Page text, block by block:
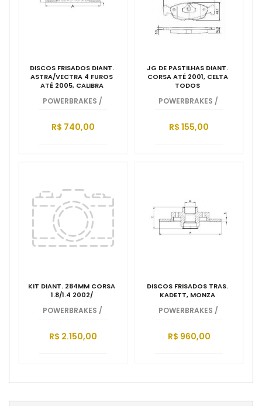
DISCOS FRISADOS DIANT.
ASTRA/VECTRA 4 FUROS
ATÉ 2005, CALIBRA
POWERBRAKES /
R$ 740,00
JG DE PASTILHAS DIANT.
CORSA ATÉ 2001, CELTA
TODOS
POWERBRAKES /
R$ 155,00
KIT DIANT. 284MM CORSA
1.8/1.4 2002/
POWERBRAKES /
R$ 2.150,00
DISCOS FRISADOS TRAS.
KADETT, MONZA
POWERBRAKES /
R$ 960,00